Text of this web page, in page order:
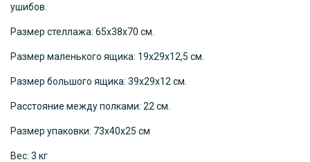
ушибов.
Размер стеллажа: 65х38х70 см.
Размер маленького ящика: 19х29х12,5 см.
Размер большого ящика: 39х29х12 см.
Расстояние между полками: 22 см.
Размер упаковки: 73х40х25 см
Вес: 3 кг